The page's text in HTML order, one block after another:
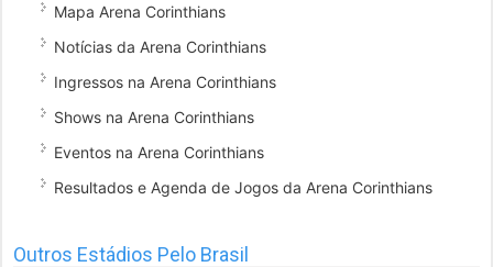
Mapa Arena Corinthians
Notícias da Arena Corinthians
Ingressos na Arena Corinthians
Shows na Arena Corinthians
Eventos na Arena Corinthians
Resultados e Agenda de Jogos da Arena Corinthians
Outros Estádios Pelo Brasil